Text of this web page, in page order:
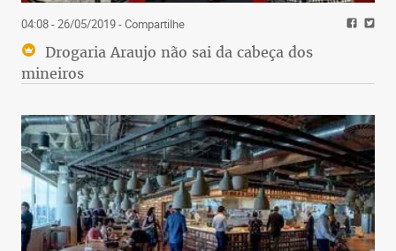
04:08 - 26/05/2019- Compartilhe
Drogaria Araujo não sai da cabeça dos
mineiros